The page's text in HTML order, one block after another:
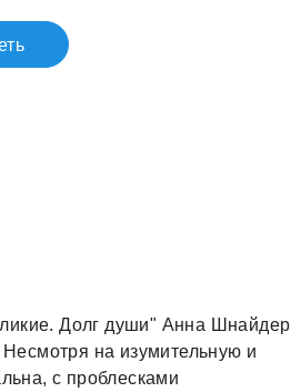
Долг души" Аннa Шнайдер
на изумительную и
с проблесками